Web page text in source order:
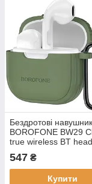
Бездротові
BOROFONE BW29
true wireless BT
Bluetooth 5.3
547 ₴
Купити